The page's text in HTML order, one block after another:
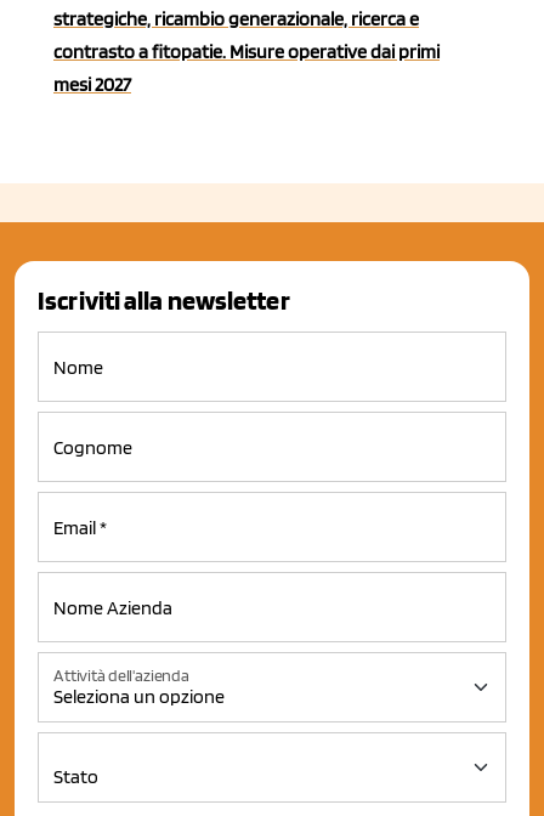
strategiche, ricambio generazionale, ricerca e
contrasto a fitopatie. Misure operative dai primi
mesi 2027
Iscriviti alla newsletter
Attività dell'azienda